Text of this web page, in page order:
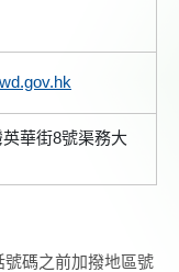
華街8號渠務大
碼之前加撥地區號